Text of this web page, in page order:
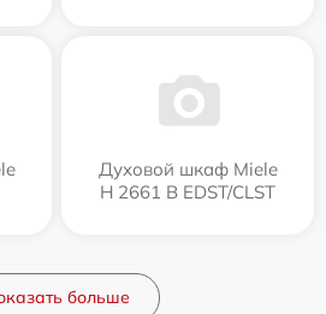
Духовой шкаф Miele
H 2661 B EDST/CLST
больше